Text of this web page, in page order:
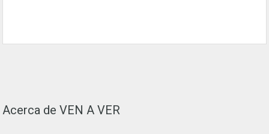
Acerca de VEN A VER